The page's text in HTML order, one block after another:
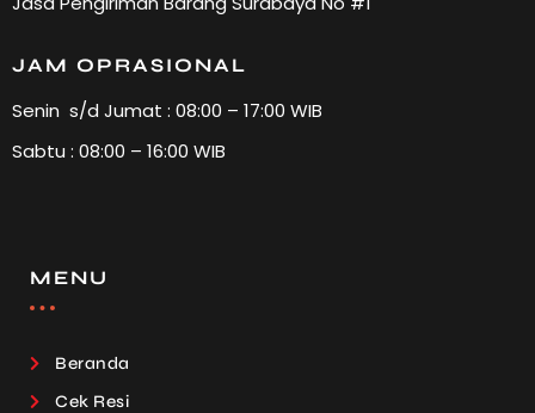
JAM OPRASIONAL
Senin s/d Jumat : 08:00 – 17:00 WIB
Sabtu : 08:00 – 16:00 WIB
MENU
Beranda
Cek Resi